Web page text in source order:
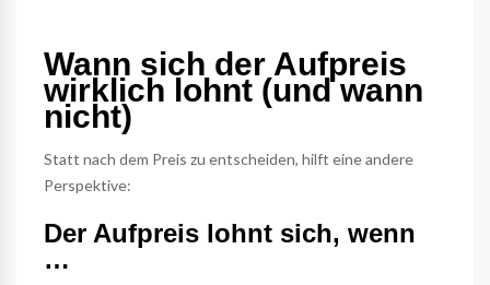
Wann sich der Aufpreis
wirklich lohnt (und wann
nicht)
Statt nach dem Preis zu entscheiden, hilft eine andere
Perspektive:
Der Aufpreis lohnt sich, wenn
…